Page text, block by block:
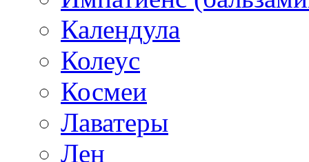
Календула
Колеус
Космеи
Лаватеры
Лен